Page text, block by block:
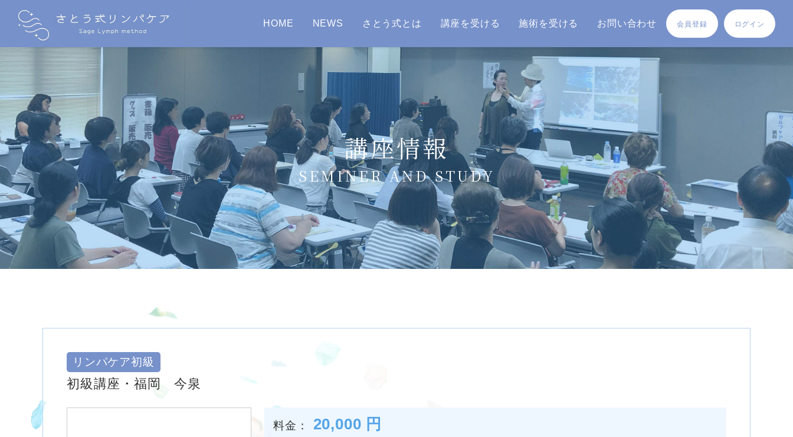
HOME NEWS さとう式とは 講座を受ける 施術を受ける お問い合わせ 会員登録 ログイン
講座情報
SEMINER AND STUDY
リンパケア初級
初級講座・福岡 今泉
料金： 20,000 円